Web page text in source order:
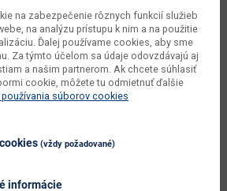
lehota 8-10 týždňov.
86 cm
105 cm
na zabezpečenie rôznych funkcií služieb
na analýzu prístupu k nim a na použitie
Ďalej používame cookies, aby sme
Za týmto účelom sa údaje odovzdávajú aj
a našim partnerom. Ak chcete súhlasiť
cookie, môžete tu odmietnuť ďalšie
používania súborov cookies
(vždy požadované)
informácie